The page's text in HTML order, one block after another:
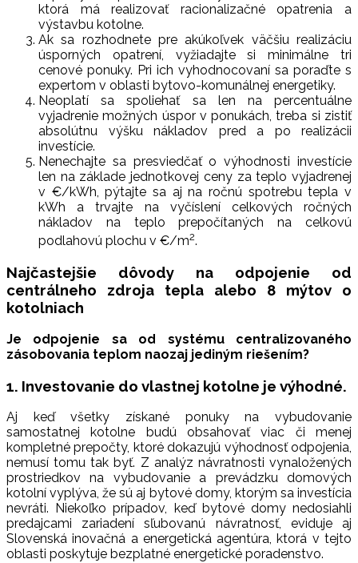
ktorá má realizovať racionalizačné opatrenia a
výstavbu kotolne.
Ak sa rozhodnete pre akúkoľvek väčšiu realizáciu
úsporných opatrení, vyžiadajte si minimálne tri
cenové ponuky. Pri ich vyhodnocovaní sa poraďte s
expertom v oblasti bytovo-komunálnej energetiky.
Neoplatí sa spoliehať sa len na percentuálne
vyjadrenie možných úspor v ponukách, treba si zistiť
absolútnu výšku nákladov pred a po realizácii
investície.
Nenechajte sa presviedčať o výhodnosti investície
len na základe jednotkovej ceny za teplo vyjadrenej
v €/kWh, pýtajte sa aj na ročnú spotrebu tepla v
kWh a trvajte na vyčíslení celkových ročných
nákladov na teplo prepočítaných na celkovú
podlahovú plochu v €/m2.
Najčastejšie dôvody na odpojenie od
centrálneho zdroja tepla alebo 8 mýtov o
kotolniach
Je odpojenie sa od systému centralizovaného
zásobovania teplom naozaj jediným riešením?
1. Investovanie do vlastnej kotolne je výhodné.
Aj keď všetky získané ponuky na vybudovanie
samostatnej kotolne budú obsahovať viac či menej
kompletné prepočty, ktoré dokazujú výhodnosť odpojenia,
nemusí tomu tak byť. Z analýz návratnosti vynaložených
prostriedkov na vybudovanie a prevádzku domových
kotolní vyplýva, že sú aj bytové domy, ktorým sa investícia
nevráti. Niekoľko prípadov, keď bytové domy nedosiahli
predajcami zariadení sľubovanú návratnosť, eviduje aj
Slovenská inovačná a energetická agentúra, ktorá v tejto
oblasti poskytuje bezplatné energetické poradenstvo.